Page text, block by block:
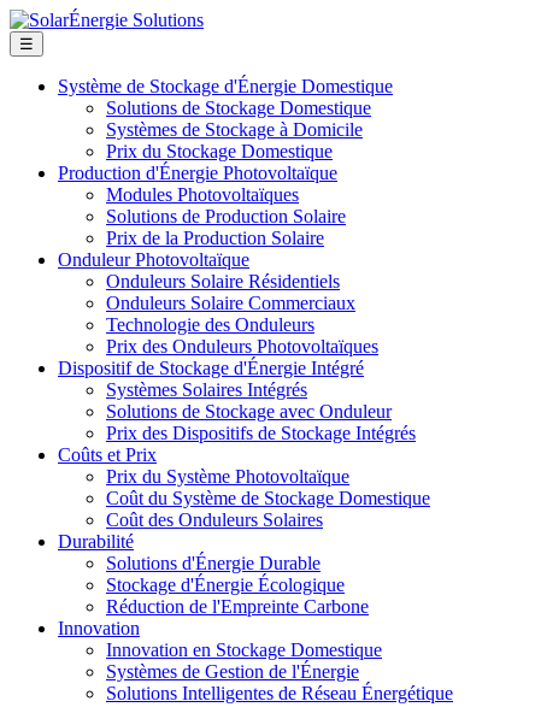
☰
Système de Stockage d'Énergie Domestique
Solutions de Stockage Domestique
Systèmes de Stockage à Domicile
Prix du Stockage Domestique
Production d'Énergie Photovoltaïque
Modules Photovoltaïques
Solutions de Production Solaire
Prix de la Production Solaire
Onduleur Photovoltaïque
Onduleurs Solaire Résidentiels
Onduleurs Solaire Commerciaux
Technologie des Onduleurs
Prix des Onduleurs Photovoltaïques
Dispositif de Stockage d'Énergie Intégré
Systèmes Solaires Intégrés
Solutions de Stockage avec Onduleur
Prix des Dispositifs de Stockage Intégrés
Coûts et Prix
Prix du Système Photovoltaïque
Coût du Système de Stockage Domestique
Coût des Onduleurs Solaires
Durabilité
Solutions d'Énergie Durable
Stockage d'Énergie Écologique
Réduction de l'Empreinte Carbone
Innovation
Innovation en Stockage Domestique
Systèmes de Gestion de l'Énergie
Solutions Intelligentes de Réseau Énergétique